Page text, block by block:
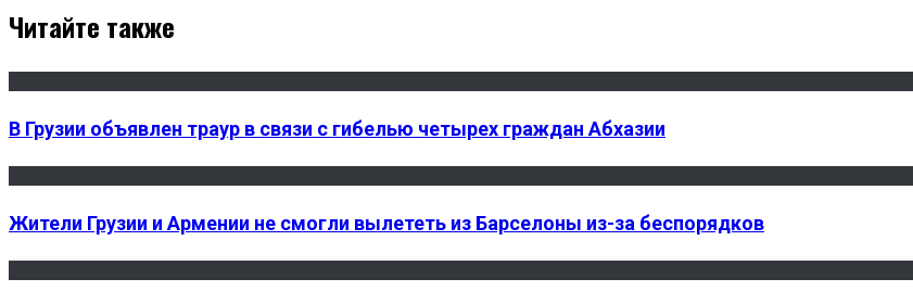
Читайте также
В Грузии объявлен траур в связи с гибелью четырех граждан Абхазии
Жители Грузии и Армении не смогли вылететь из Барселоны из-за беспорядков